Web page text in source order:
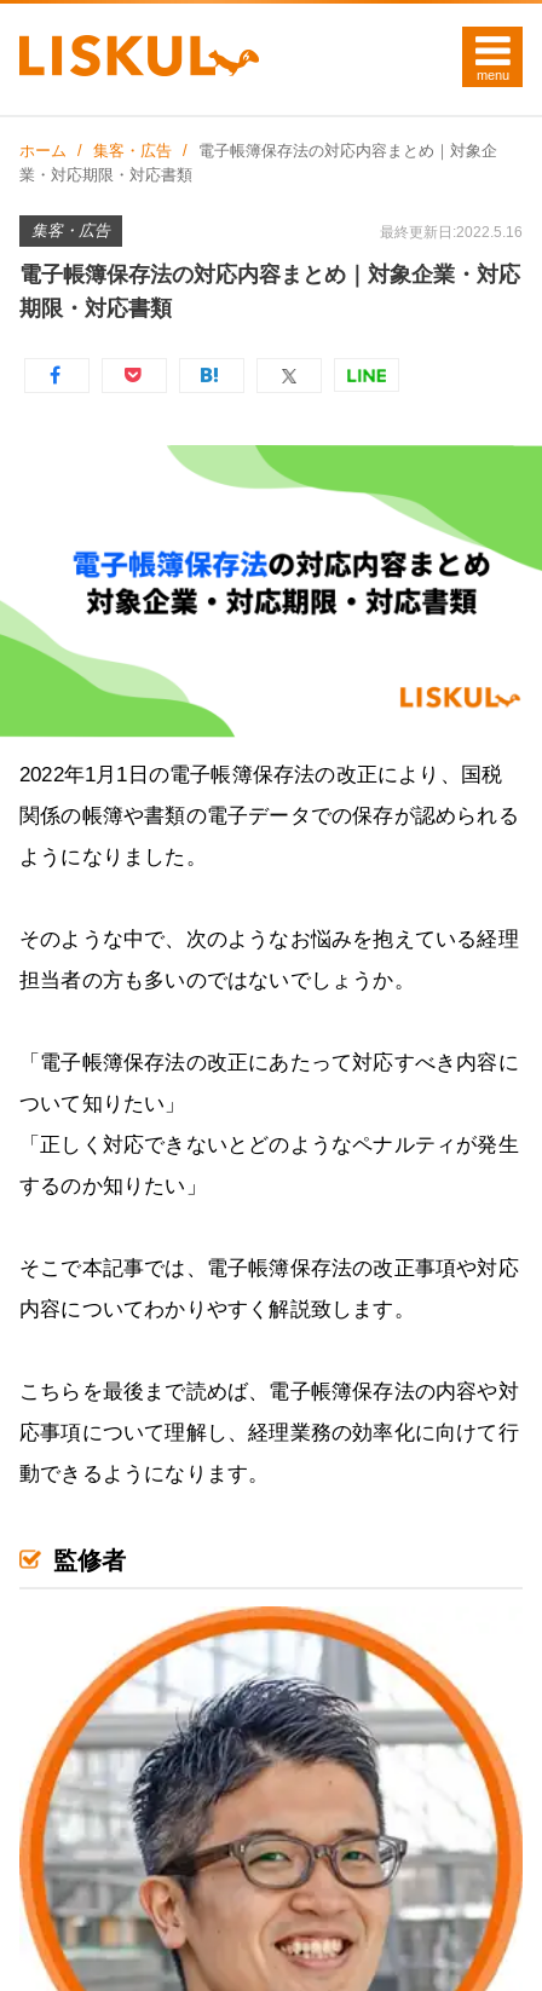
ホーム 集客・広告
電子帳簿保存法の対応内容まとめ｜対象企
業・対応期限・対応書類
集客・広告 最終更新日:2022.5.16
電子帳簿保存法の対応内容まとめ｜対象企業・対応
期限・対応書類
2022年1月1日の電子帳簿保存法の改正により、国税
関係の帳簿や書類の電子データでの保存が認められる
ようになりました。
そのような中で、次のようなお悩みを抱えている経理
担当者の方も多いのではないでしょうか。
「電子帳簿保存法の改正にあたって対応すべき内容に
ついて知りたい」
「正しく対応できないとどのようなペナルティが発生
するのか知りたい」
そこで本記事では、電子帳簿保存法の改正事項や対応
内容についてわかりやすく解説致します。
こちらを最後まで読めば、電子帳簿保存法の内容や対
応事項について理解し、経理業務の効率化に向けて行
動できるようになります。
監修者